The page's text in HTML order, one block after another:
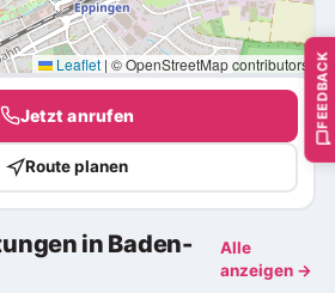
Leaflet | © OpenStreetMap contributors
Jetzt anrufen
Route planen
in Baden-
Alle
anzeigen →
FEEDBACK